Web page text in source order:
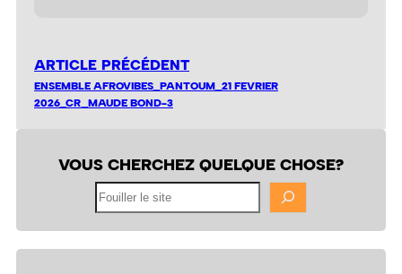
ARTICLE PRÉCÉDENT
ENSEMBLE AFROVIBES_PANTOUM_21 FEVRIER
2026_CR_MAUDE BOND-3
VOUS CHERCHEZ QUELQUE CHOSE?